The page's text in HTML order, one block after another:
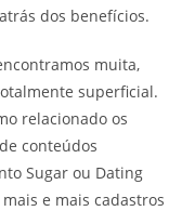
dos benefícios.
muita,
superficial.
relacionado os
conteúdos
Sugar ou Dating
e mais cadastros